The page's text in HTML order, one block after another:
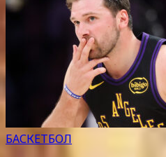
БАСКЕТБОЛ